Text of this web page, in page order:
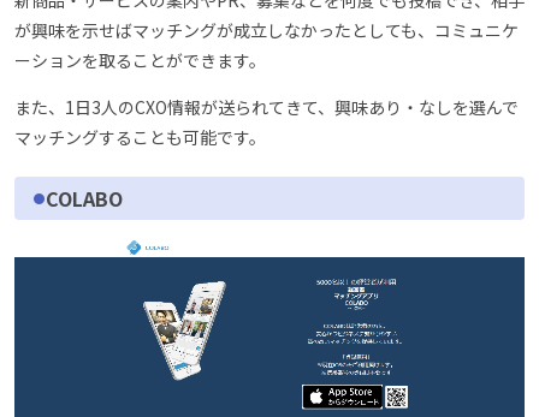
が興味を示せばマッチングが成立しなかったとしても、コミュニケ
ーションを取ることができます。
また、1日3人のCXO情報が送られてきて、興味あり・なしを選んで
マッチングすることも可能です。
COLABO